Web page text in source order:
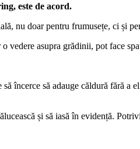
este de acord.
nu doar pentru frumusețe, ci și
vedere asupra grădinii, pot face
încerce să adauge căldură fără
și să iasă în evidență.